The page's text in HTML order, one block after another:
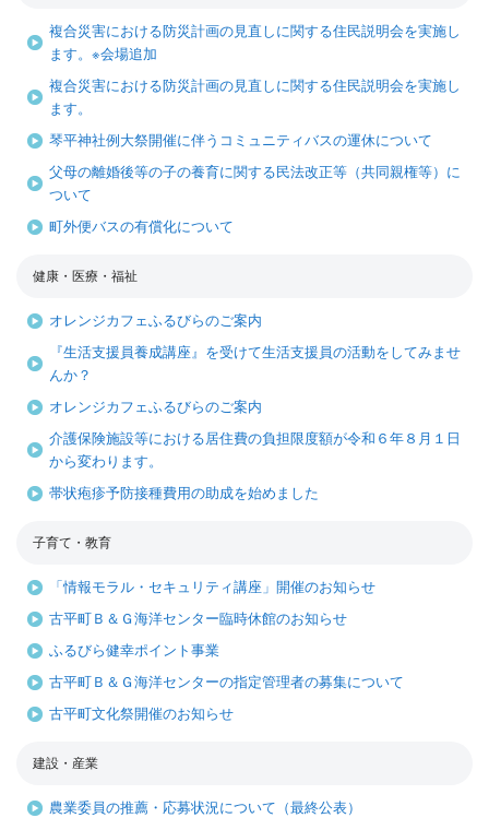
複合災害における防災計画の見直しに関する住民説明会を実施し
ます。※会場追加
複合災害における防災計画の見直しに関する住民説明会を実施し
ます。
琴平神社例大祭開催に伴うコミュニティバスの運休について
父母の離婚後等の子の養育に関する民法改正等（共同親権等）に
ついて
町外便バスの有償化について
健康・医療・福祉
オレンジカフェふるびらのご案内
『生活支援員養成講座』を受けて生活支援員の活動をしてみませ
んか？
オレンジカフェふるびらのご案内
介護保険施設等における居住費の負担限度額が令和６年８月１日
から変わります。
帯状疱疹予防接種費用の助成を始めました
子育て・教育
「情報モラル・セキュリティ講座」開催のお知らせ
古平町Ｂ＆Ｇ海洋センター臨時休館のお知らせ
ふるびら健幸ポイント事業
古平町Ｂ＆Ｇ海洋センターの指定管理者の募集について
古平町文化祭開催のお知らせ
建設・産業
農業委員の推薦・応募状況について（最終公表）